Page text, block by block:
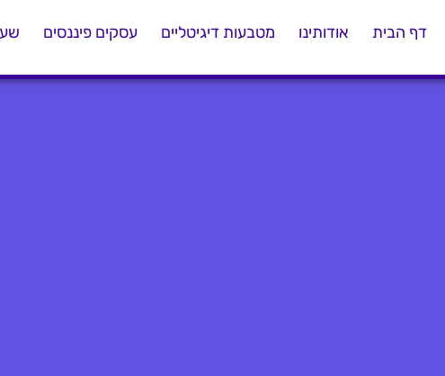
דף הבית אודותינו מטבעות דיגיטליים עסקים פיננסים